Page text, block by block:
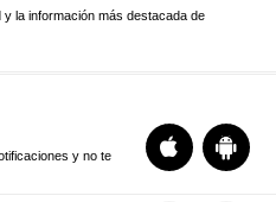
y la información más destacada de
y no te